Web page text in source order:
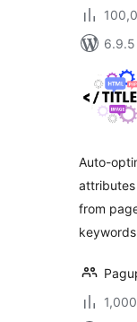
6.9.5
Auto-
from